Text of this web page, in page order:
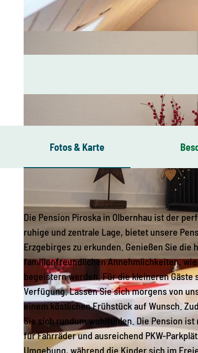
P
1
0
1
0
0
Fotos & Karte
Die Pension Piroska in Olbernhau ist der
ruhige und zentrale Lage, bietet unsere
Erzgebirges zu erkunden. Genießen Sie
familienfreundlichen Annehmlichkeiten,
begeistern werden. Für die kleineren
Verfügung. Lassen Sie sich morgens von
einem köstlichen Frühstück auf Wunsch.
Sie sich rundum wohlfühlen. Die Pension
für Fahrräder und ausreichend PKW-
Umgebung, während die Kinder sich im